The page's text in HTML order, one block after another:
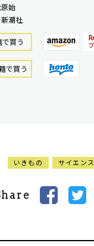
始
潮社
買う
で買う
いきもの サイエンス